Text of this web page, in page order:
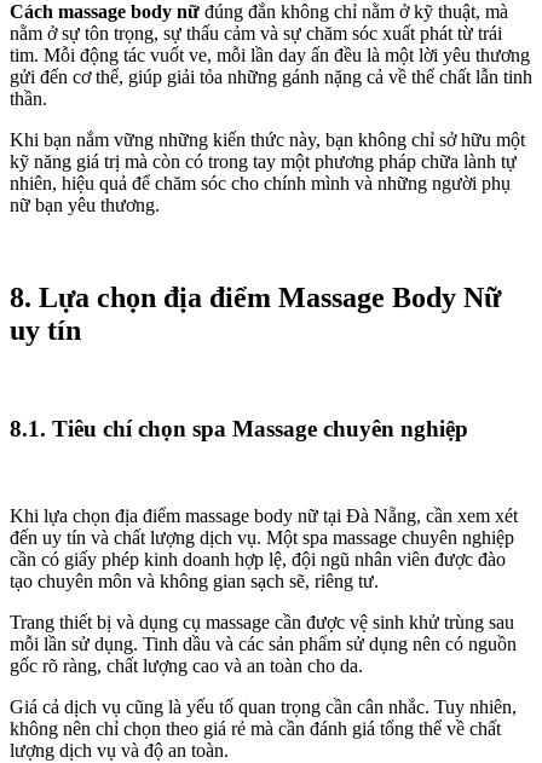
Cách massage body nữ đúng đắn không chỉ nằm ở kỹ thuật, mà
nằm ở sự tôn trọng, sự thấu cảm và sự chăm sóc xuất phát từ trái
tim. Mỗi động tác vuốt ve, mỗi lần day ấn đều là một lời yêu thương
gửi đến cơ thể, giúp giải tỏa những gánh nặng cả về thể chất lẫn tinh
thần.
Khi bạn nắm vững những kiến thức này, bạn không chỉ sở hữu một
kỹ năng giá trị mà còn có trong tay một phương pháp chữa lành tự
nhiên, hiệu quả để chăm sóc cho chính mình và những người phụ
nữ bạn yêu thương.
8. Lựa chọn địa điểm Massage Body Nữ
uy tín
8.1. Tiêu chí chọn spa Massage chuyên nghiệp
Khi lựa chọn địa điểm massage body nữ tại Đà Nẵng, cần xem xét
đến uy tín và chất lượng dịch vụ. Một spa massage chuyên nghiệp
cần có giấy phép kinh doanh hợp lệ, đội ngũ nhân viên được đào
tạo chuyên môn và không gian sạch sẽ, riêng tư.
Trang thiết bị và dụng cụ massage cần được vệ sinh khử trùng sau
mỗi lần sử dụng. Tinh dầu và các sản phẩm sử dụng nên có nguồn
gốc rõ ràng, chất lượng cao và an toàn cho da.
Giá cả dịch vụ cũng là yếu tố quan trọng cần cân nhắc. Tuy nhiên,
không nên chỉ chọn theo giá rẻ mà cần đánh giá tổng thể về chất
lượng dịch vụ và độ an toàn.